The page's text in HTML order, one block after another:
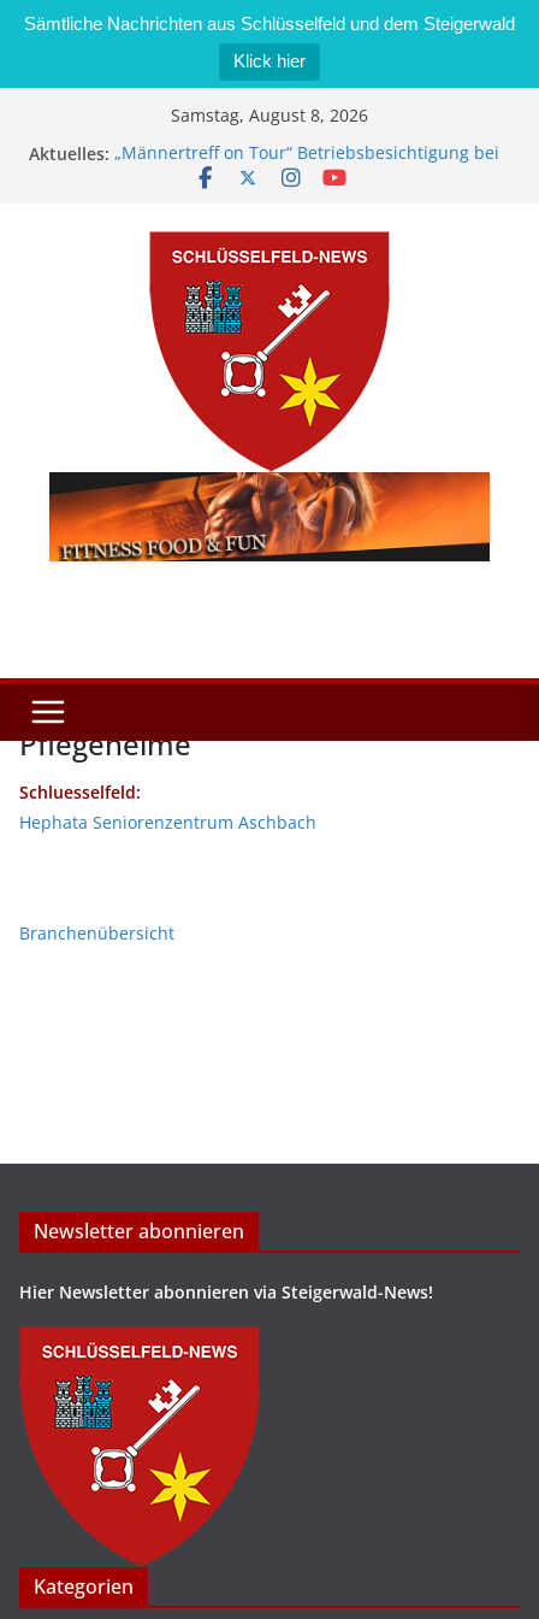
Sämtliche Nachrichten aus Schlüsselfeld und dem Steigerwald
Klick hier
Samstag, August 8, 2026
Aktuelles: „Männertreff on Tour“ Betriebsbesichtigung bei
der Schreinerei Zimmermann GmbH
Brand in Sägewerk in Bernroth schnell unter
Kontrolle
Stadt Schlüsselfeld bietet Online-Anmeldung für
Kindergartenplätze an
Dieseldiebstahl im Wert von 600 Euro
Pflegeheime
Schluesselfeld:
Hephata Seniorenzentrum Aschbach
Branchenübersicht
Newsletter abonnieren
Hier Newsletter abonnieren via Steigerwald-News!
Kategorien